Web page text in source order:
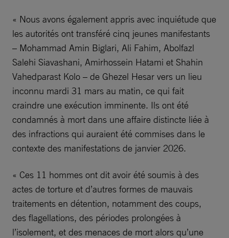
« Nous avons également appris avec inquiétude que
les autorités ont transféré cinq jeunes manifestants
– Mohammad Amin Biglari, Ali Fahim, Abolfazl
Salehi Siavashani, Amirhossein Hatami et Shahin
Vahedparast Kolo – de Ghezel Hesar vers un lieu
inconnu mardi 31 mars au matin, ce qui fait
craindre une exécution imminente. Ils ont été
condamnés à mort dans une affaire distincte liée à
des infractions qui auraient été commises dans le
contexte des manifestations de janvier 2026.
« Ces 11 hommes ont dit avoir été soumis à des
actes de torture et d’autres formes de mauvais
traitements en détention, notamment des coups,
des flagellations, des périodes prolongées à
l’isolement, et des menaces de mort alors qu’une